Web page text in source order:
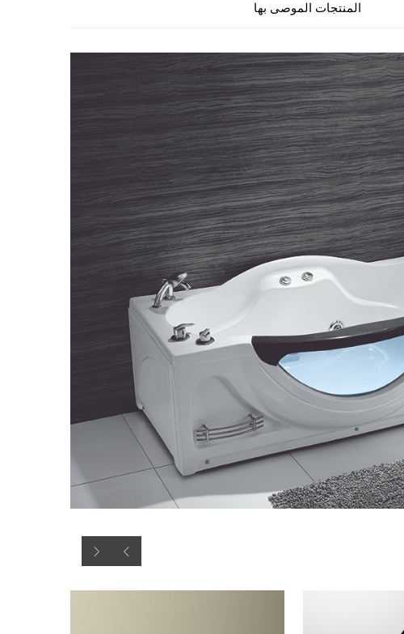
المنتجات الموصى بها